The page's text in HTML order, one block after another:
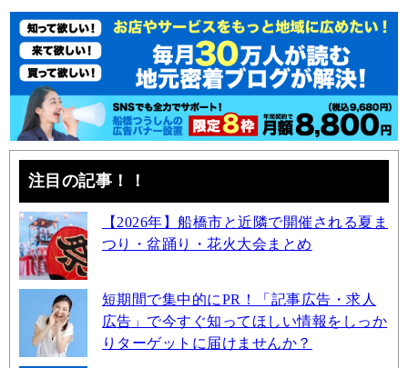
注目の記事！！
【2026年】船橋市と近隣で開催される夏ま
つり・盆踊り・花火大会まとめ
短期間で集中的にPR！「記事広告・求人
広告」で今すぐ知ってほしい情報をしっか
りターゲットに届けませんか？